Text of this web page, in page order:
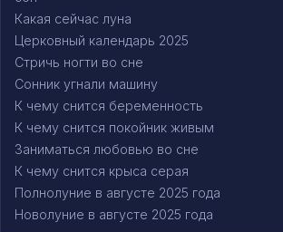
Какая сейчас луна
Церковный календарь 2025
Стричь ногти во сне
Сонник угнали машину
К чему снится беременность
К чему снится покойник живым
Заниматься любовью во сне
К чему снится крыса серая
Полнолуние в августе 2025 года
Новолуние в августе 2025 года